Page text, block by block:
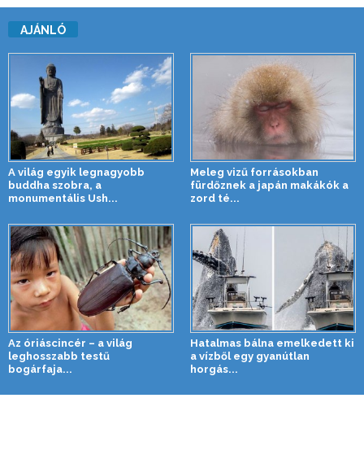
AJÁNLÓ
A világ egyik legnagyobb
buddha szobra, a
monumentális Ush...
Meleg vizű forrásokban
fürdőznek a japán makákók a
zord té...
Az óriáscincér – a világ
leghosszabb testű
bogárfaja...
Hatalmas bálna emelkedett ki
a vízből egy gyanútlan
horgás...